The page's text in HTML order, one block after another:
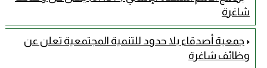
شاغرة
جمعية أصدقاء بلا حدود للتنمية المجتمعية تعلن عن
وظائف شاغرة